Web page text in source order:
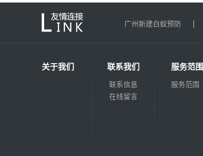
广州新建白蚁预防
关于我们 联系我们
联系信息
在线留言
服务范围
服务范围